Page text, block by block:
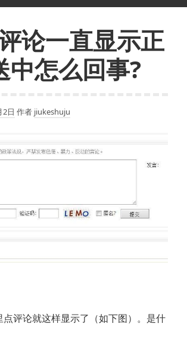
论一直显示正
中怎么回事?
2日 作者 jiukeshuju
点评论就这样显示了（如下图）。是什